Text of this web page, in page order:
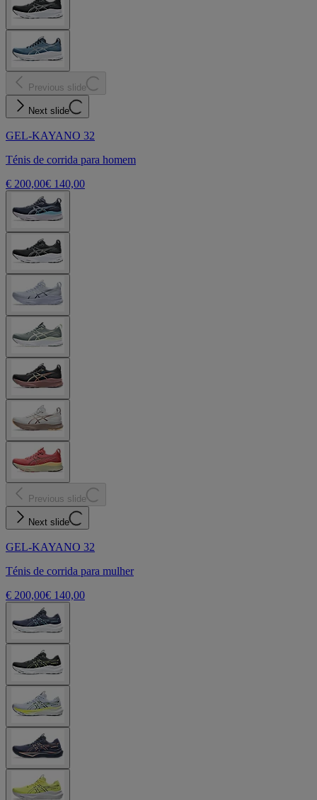
Previous slide
Next slide
GEL-KAYANO 32
Ténis de corrida para homem
€ 200,00€ 140,00
Previous slide
Next slide
GEL-KAYANO 32
Ténis de corrida para mulher
€ 200,00€ 140,00